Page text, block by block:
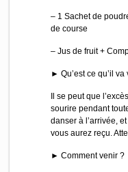
– 1 Sachet de
de course
– Jus de fruit +
► Qu’est ce qu’il
Il se peut que
sourire pendant
danser à l’arrivée,
vous aurez reçu.
► Comment venir ?